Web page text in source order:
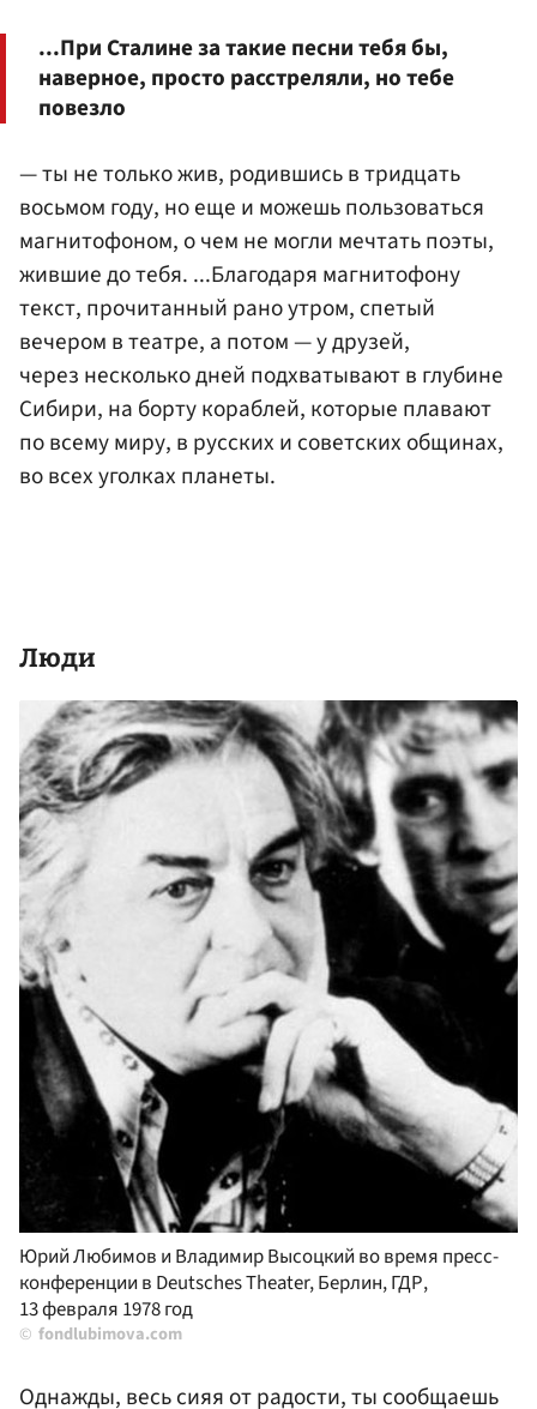
...При Сталине за такие песни тебя бы,
наверное, просто расстреляли, но тебе
повезло
— ты не только жив, родившись в тридцать
восьмом году, но еще и можешь пользоваться
магнитофоном, о чем не могли мечтать поэты,
жившие до тебя. ...Благодаря магнитофону
текст, прочитанный рано утром, спетый
вечером в театре, а потом — у друзей,
через несколько дней подхватывают в глубине
Сибири, на борту кораблей, которые плавают
по всему миру, в русских и советских общинах,
во всех уголках планеты.
Люди
Юрий Любимов и Владимир Высоцкий во время пресс-
конференции в Deutsches Theater, Берлин, ГДР,
13 февраля 1978 год
fondlubimova.com
Однажды, весь сияя от радости, ты сообщаешь